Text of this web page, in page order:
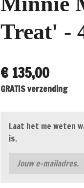
Treat' -
€ 135,00
GRATIS verzending
Laat het me weten
is.